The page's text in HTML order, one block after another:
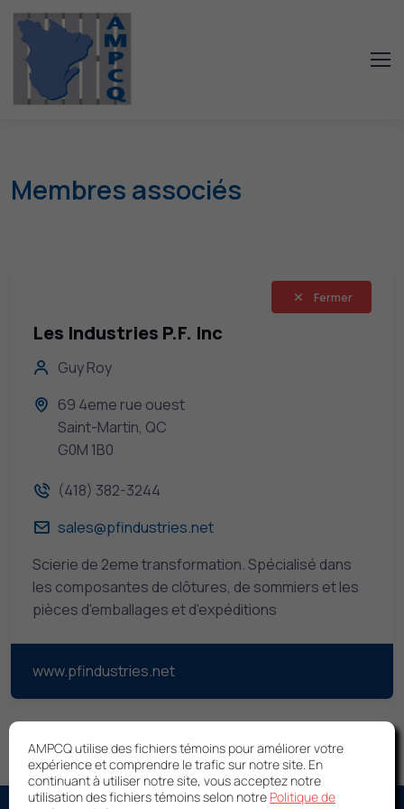
Membres associés
Fermer
Les Industries P.F. Inc
Guy Roy
69 4eme rue ouest
Saint-Martin, QC
G0M 1B0
(418) 382-3244
sales@pfindustries.net
Scierie de 2eme transformation. Spécialisé dans
les composantes de clôtures, de sommiers et les
pièces d'emballages et d'expéditions
www.pfindustries.net
AMPCQ utilise des fichiers témoins pour améliorer votre
expérience et comprendre le trafic sur notre site. En
continuant à utiliser notre site, vous acceptez notre
utilisation des fichiers témoins selon notre Politique de